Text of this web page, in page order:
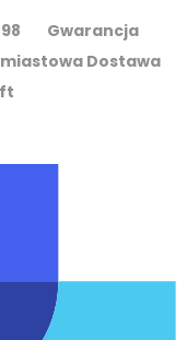
298 Gwarancja
Dostawa